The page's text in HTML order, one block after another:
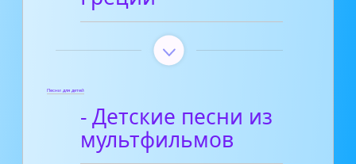
Песни для детей
- Детские песни из
мультфильмов